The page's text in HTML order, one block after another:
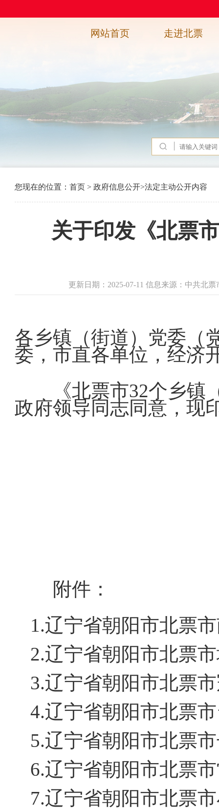
网站首页 走进北票
您现在的位置： 首页 > 政府信息公开>法定主动公开内容
关于印发《北票
更新日期：2025-07-11 信息来源：中共北
各乡镇（街道）党委（
委，市直各单位，经济
《北票市32个乡
政府领导同志同意，现
附件：
1.辽宁省朝阳市北票
2.辽宁省朝阳市北票
3.辽宁省朝阳市北票
4.辽宁省朝阳市北票
5.辽宁省朝阳市北票
6.辽宁省朝阳市北票
7.辽宁省朝阳市北票